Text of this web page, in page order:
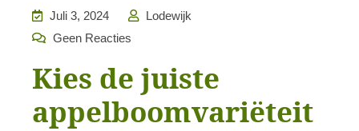
Juli 3, 2024
Lodewijk
Geen Reacties
Kies de juiste
appelboomvariëteit